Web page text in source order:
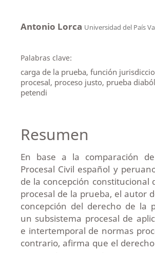
Antonio Lorca Universidad del País
Palabras clave:
carga de la prueba, función
procesal, proceso justo, prueba
petendi
Resumen
En base a la comparación
Procesal Civil español y
de la concepción constitucional
procesal de la prueba, el autor
concepción del derecho de la
un subsistema procesal de
e intertemporal de normas
contrario, afirma que el